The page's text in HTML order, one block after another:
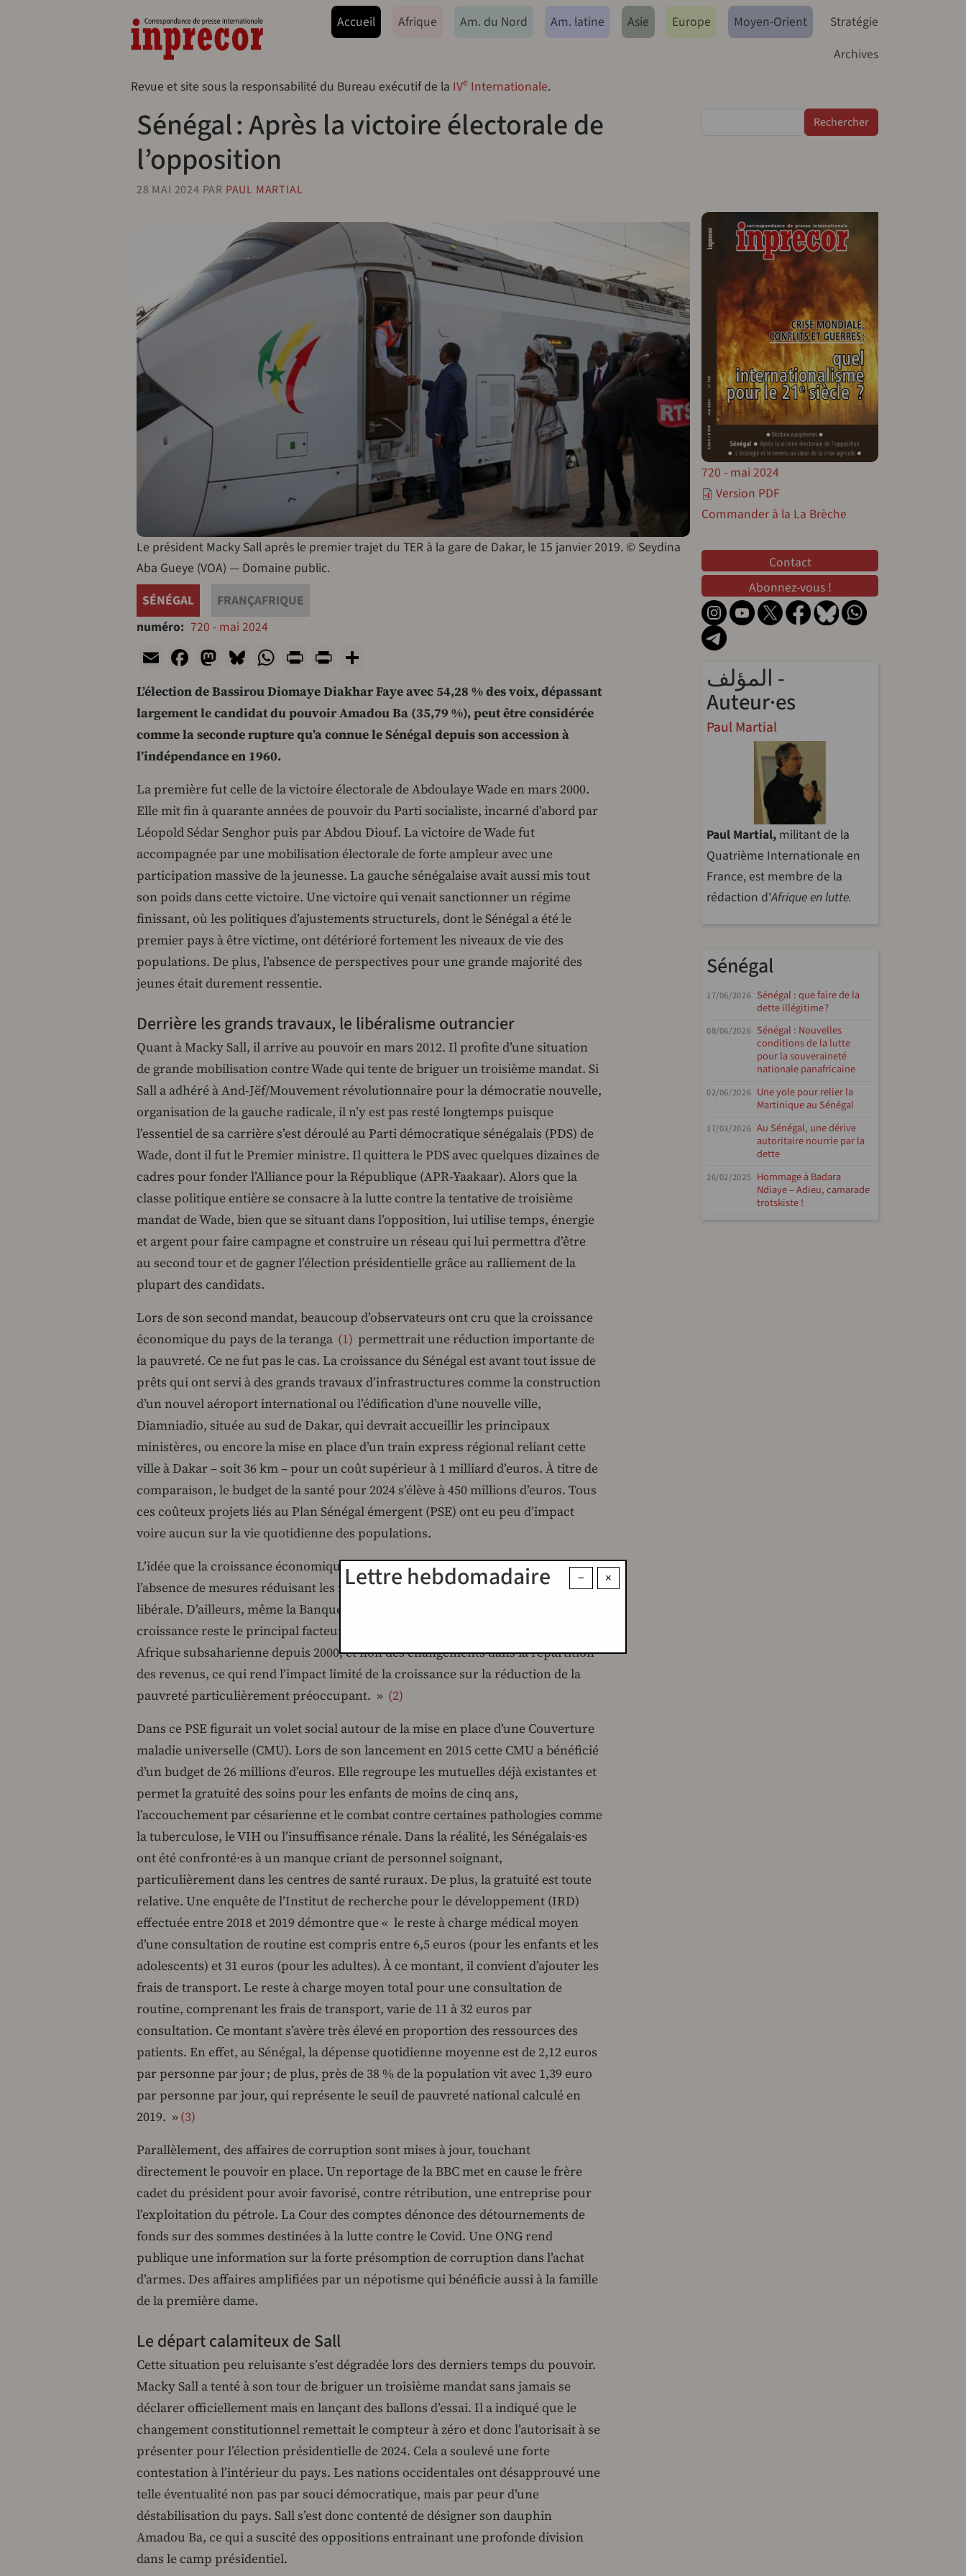
Navegação principal
Accueil Afrique Am. du Nord Am. latine Asie Europe Moyen-Orient
Stratégie
Archives
Revue et site sous la responsabilité du Bureau exécutif de la IVe Internationale.
Sénégal : Après la victoire électorale de
l’opposition
28 MAI 2024 PAR PAUL MARTIAL
Le président Macky Sall après le premier trajet du TER à la gare de Dakar, le 15 janvier 2019. © Seydina
Aba Gueye (VOA) — Domaine public.
SÉNÉGAL
FRANÇAFRIQUE
numéro 720 - mai 2024
EmailFacebook
Mastodon
Bluesky
WhatsApp
PrintPrintFriendly
L’élection de Bassirou Diomaye Diakhar Faye avec 54,28 % des voix, dépassant
largement le candidat du pouvoir Amadou Ba (35,79 %), peut être considérée
comme la seconde rupture qu’a connue le Sénégal depuis son accession à
l’indépendance en 1960.
La première fut celle de la victoire électorale de Abdoulaye Wade en mars 2000.
Elle mit fin à quarante années de pouvoir du Parti socialiste, incarné d’abord par
Léopold Sédar Senghor puis par Abdou Diouf. La victoire de Wade fut
accompagnée par une mobilisation électorale de forte ampleur avec une
participation massive de la jeunesse. La gauche sénégalaise avait aussi mis tout
son poids dans cette victoire. Une victoire qui venait sanctionner un régime
finissant, où les politiques d’ajustements structurels, dont le Sénégal a été le
premier pays à être victime, ont détérioré fortement les niveaux de vie des
populations. De plus, l’absence de perspectives pour une grande majorité des
jeunes était durement ressentie.
Derrière les grands travaux, le libéralisme outrancier
Quant à Macky Sall, il arrive au pouvoir en mars 2012. Il profite d’une situation
de grande mobilisation contre Wade qui tente de briguer un troisième mandat. Si
Sall a adhéré à And-Jëf/Mouvement révolutionnaire pour la démocratie nouvelle,
organisation de la gauche radicale, il n’y est pas resté longtemps puisque
l’essentiel de sa carrière s’est déroulé au Parti démocratique sénégalais (PDS) de
Wade, dont il fut le Premier ministre. Il quittera le PDS avec quelques dizaines de
cadres pour fonder l’Alliance pour la République (APR-Yaakaar). Alors que la
classe politique entière se consacre à la lutte contre la tentative de troisième
mandat de Wade, bien que se situant dans l’opposition, lui utilise temps, énergie
et argent pour faire campagne et construire un réseau qui lui permettra d’être
au second tour et de gagner l’élection présidentielle grâce au ralliement de la
plupart des candidats.
Lors de son second mandat, beaucoup d’observateurs ont cru que la croissance
économique du pays de la teranga 1 permettrait une réduction importante de
la pauvreté. Ce ne fut pas le cas. La croissance du Sénégal est avant tout issue de
prêts qui ont servi à des grands travaux d’infrastructures comme la construction
d’un nouvel aéroport international ou l’édification d’une nouvelle ville,
Diamniadio, située au sud de Dakar, qui devrait accueillir les principaux
ministères, ou encore la mise en place d’un train express régional reliant cette
ville à Dakar – soit 36 km – pour un coût supérieur à 1 milliard d’euros. À titre de
comparaison, le budget de la santé pour 2024 s’élève à 450 millions d’euros. Tous
ces coûteux projets liés au Plan Sénégal émergent (PSE) ont eu peu d’impact
voire aucun sur la vie quotidienne des populations.
L’idée que la croissance économique permettrait de réduire la pauvreté en
l’absence de mesures réduisant les inégalités sociales s’est avérée une illusion
libérale. D’ailleurs, même la Banque Mondiale est revenue sur cette idée : « La
croissance reste le principal facteur de la réduction limitée de la pauvreté en
Afrique subsaharienne depuis 2000, et non des changements dans la répartition
des revenus, ce qui rend l’impact limité de la croissance sur la réduction de la
pauvreté particulièrement préoccupant. » 2
Dans ce PSE figurait un volet social autour de la mise en place d’une Couverture
maladie universelle (CMU). Lors de son lancement en 2015 cette CMU a bénéficié
d’un budget de 26 millions d’euros. Elle regroupe les mutuelles déjà existantes et
permet la gratuité des soins pour les enfants de moins de cinq ans,
l’accouchement par césarienne et le combat contre certaines pathologies comme
la tuberculose, le VIH ou l’insuffisance rénale. Dans la réalité, les Sénégalais·es
ont été confronté·es à un manque criant de personnel soignant,
particulièrement dans les centres de santé ruraux. De plus, la gratuité est toute
relative. Une enquête de l’Institut de recherche pour le développement (IRD)
effectuée entre 2018 et 2019 démontre que « le reste à charge médical moyen
d’une consultation de routine est compris entre 6,5 euros (pour les enfants et les
adolescents) et 31 euros (pour les adultes). À ce montant, il convient d’ajouter les
frais de transport. Le reste à charge moyen total pour une consultation de
routine, comprenant les frais de transport, varie de 11 à 32 euros par
consultation. Ce montant s’avère très élevé en proportion des ressources des
patients. En effet, au Sénégal, la dépense quotidienne moyenne est de 2,12 euros
par personne par jour ; de plus, près de 38 % de la population vit avec 1,39 euro
par personne par jour, qui représente le seuil de pauvreté national calculé en
2019. » 3
Parallèlement, des affaires de corruption sont mises à jour, touchant
directement le pouvoir en place. Un reportage de la BBC met en cause le frère
cadet du président pour avoir favorisé, contre rétribution, une entreprise pour
l’exploitation du pétrole. La Cour des comptes dénonce des détournements de
fonds sur des sommes destinées à la lutte contre le Covid. Une ONG rend
publique une information sur la forte présomption de corruption dans l’achat
d’armes. Des affaires amplifiées par un népotisme qui bénéficie aussi à la famille
de la première dame.
Le départ calamiteux de Sall
Cette situation peu reluisante s’est dégradée lors des derniers temps du pouvoir.
Macky Sall a tenté à son tour de briguer un troisième mandat sans jamais se
déclarer officiellement mais en lançant des ballons d’essai. Il a indiqué que le
changement constitutionnel remettait le compteur à zéro et donc l’autorisait à se
présenter pour l’élection présidentielle de 2024. Cela a soulevé une forte
contestation à l’intérieur du pays. Les nations occidentales ont désapprouvé une
telle éventualité non pas par souci démocratique, mais par peur d’une
déstabilisation du pays. Sall s’est donc contenté de désigner son dauphin
Amadou Ba, ce qui a suscité des oppositions entrainant une profonde division
dans le camp présidentiel.
×
−
Lettre hebdomadaire
720 - mai 2024
Version PDF
Commander à la La Brèche
Contact
Abonnez-vous !
المؤلف -
Auteur·es
Paul Martial
Paul Martial, militant de la
Quatrième Internationale en
France, est membre de la
rédaction d'Afrique en lutte.
Sénégal
17/06/2026 Sénégal : que faire de la
dette illégitime ?
08/06/2026 Sénégal : Nouvelles
conditions de la lutte
pour la souveraineté
nationale panafricaine
02/06/2026 Une yole pour relier la
Martinique au Sénégal
17/03/2026 Au Sénégal, une dérive
autoritaire nourrie par la
dette
26/02/2025 Hommage à Badara
Ndiaye – Adieu, camarade
trotskiste !